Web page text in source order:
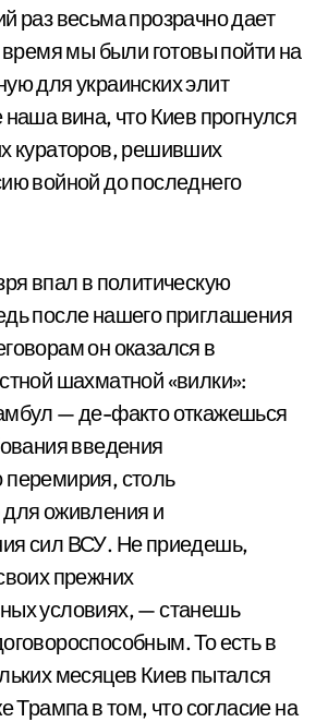
раз весьма прозрачно дает
время мы были готовы пойти на
для украинских элит
вина, что Киев прогнулся
кураторов, решивших
войной до последнего
впал в политическую
после нашего приглашения
он оказался в
шахматной «вилки»:
— де-факто откажешься
введения
столь
оживления и
сил ВСУ. Не приедешь,
прежних
условиях, — станешь
То есть в
месяцев Киев пытался
Трампа в том, что согласие на